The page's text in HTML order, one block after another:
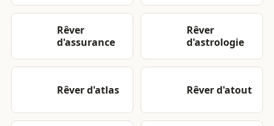
Rêver
d'assurance
Rêver
d'astrologie
Rêver d'atlas Rêver d'atout